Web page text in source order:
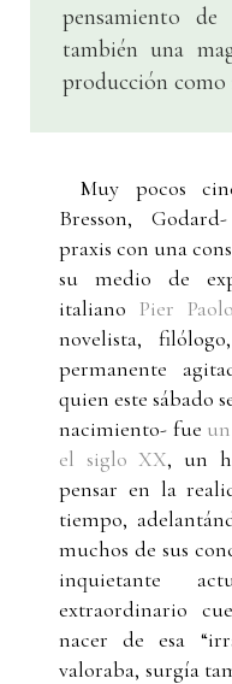
pensamiento
también una
producción como
Muy pocos
Bresson,
praxis con una
su medio de
italiano Pier
novelista,
permanente
quien este sábado
nacimiento- fue
el siglo XX, un
pensar en la
tiempo,
muchos de sus
inquietante
extraordinario
nacer de esa
valoraba, surgía